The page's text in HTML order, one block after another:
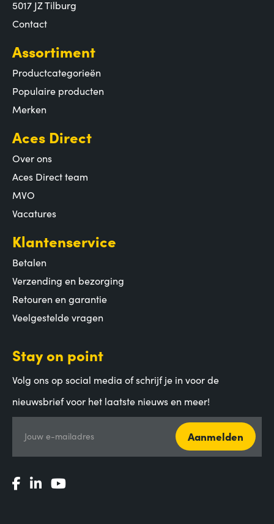
5017 JZ Tilburg
Contact
Assortiment
Productcategorieën
Populaire producten
Merken
Aces Direct
Over ons
Aces Direct team
MVO
Vacatures
Klantenservice
Betalen
Verzending en bezorging
Retouren en garantie
Veelgestelde vragen
Stay on point
Volg ons op social media of schrijf je in voor de
nieuwsbrief voor het laatste nieuws en meer!
Jouw e-mailadres Aanmelden